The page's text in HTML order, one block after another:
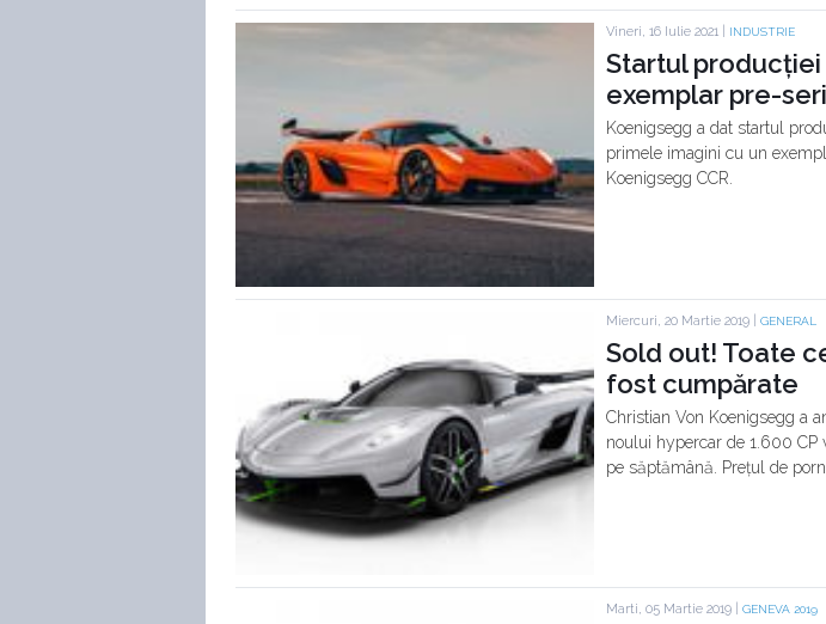
Vineri, 16 Iulie 2021 | INDUSTRIE
Startul
exemplar pre-
Koenigsegg a dat startul
primele imagini cu un
Koenigsegg CCR.
Miercuri, 20 Martie 2019 | GENERAL
Sold out! Toate
fost cumpărate
Christian Von Koenigsegg a
noului hypercar de 1.600
pe săptămână. Prețul de
Marti, 05 Martie 2019 | GENEVA 2019